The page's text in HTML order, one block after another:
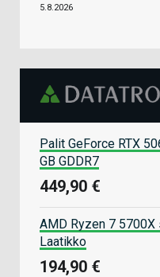
5.8.2026
Palit GeForce RTX
GB GDDR7
449,90 €
AMD Ryzen 7 5700X
Laatikko
194,90 €